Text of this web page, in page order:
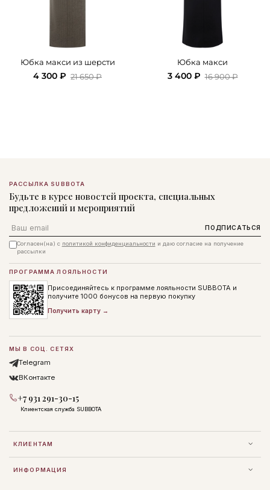
Юбка макси из шерсти
4 300 ₽ 21 650 ₽
Юбка макси
3 400 ₽ 16 900 ₽
РАССЫЛКА SUBBOTA
Будьте в курсе новостей проекта, специальных
предложений и мероприятий
Email ПОДПИСАТЬСЯ
Согласен(на) с политикой конфиденциальности и даю согласие на получение
рассылки
КЛИЕНТАМ
ИНФОРМАЦИЯ
ПРОГРАММА ЛОЯЛЬНОСТИ
Присоединяйтесь к программе лояльности SUBBOTA и
получите 1000 бонусов на первую покупку
Получить карту →
МЫ В СОЦ. СЕТЯХ
Telegram
ВКонтакте
+7 931 291-30-15
Клиентская служба SUBBOTA